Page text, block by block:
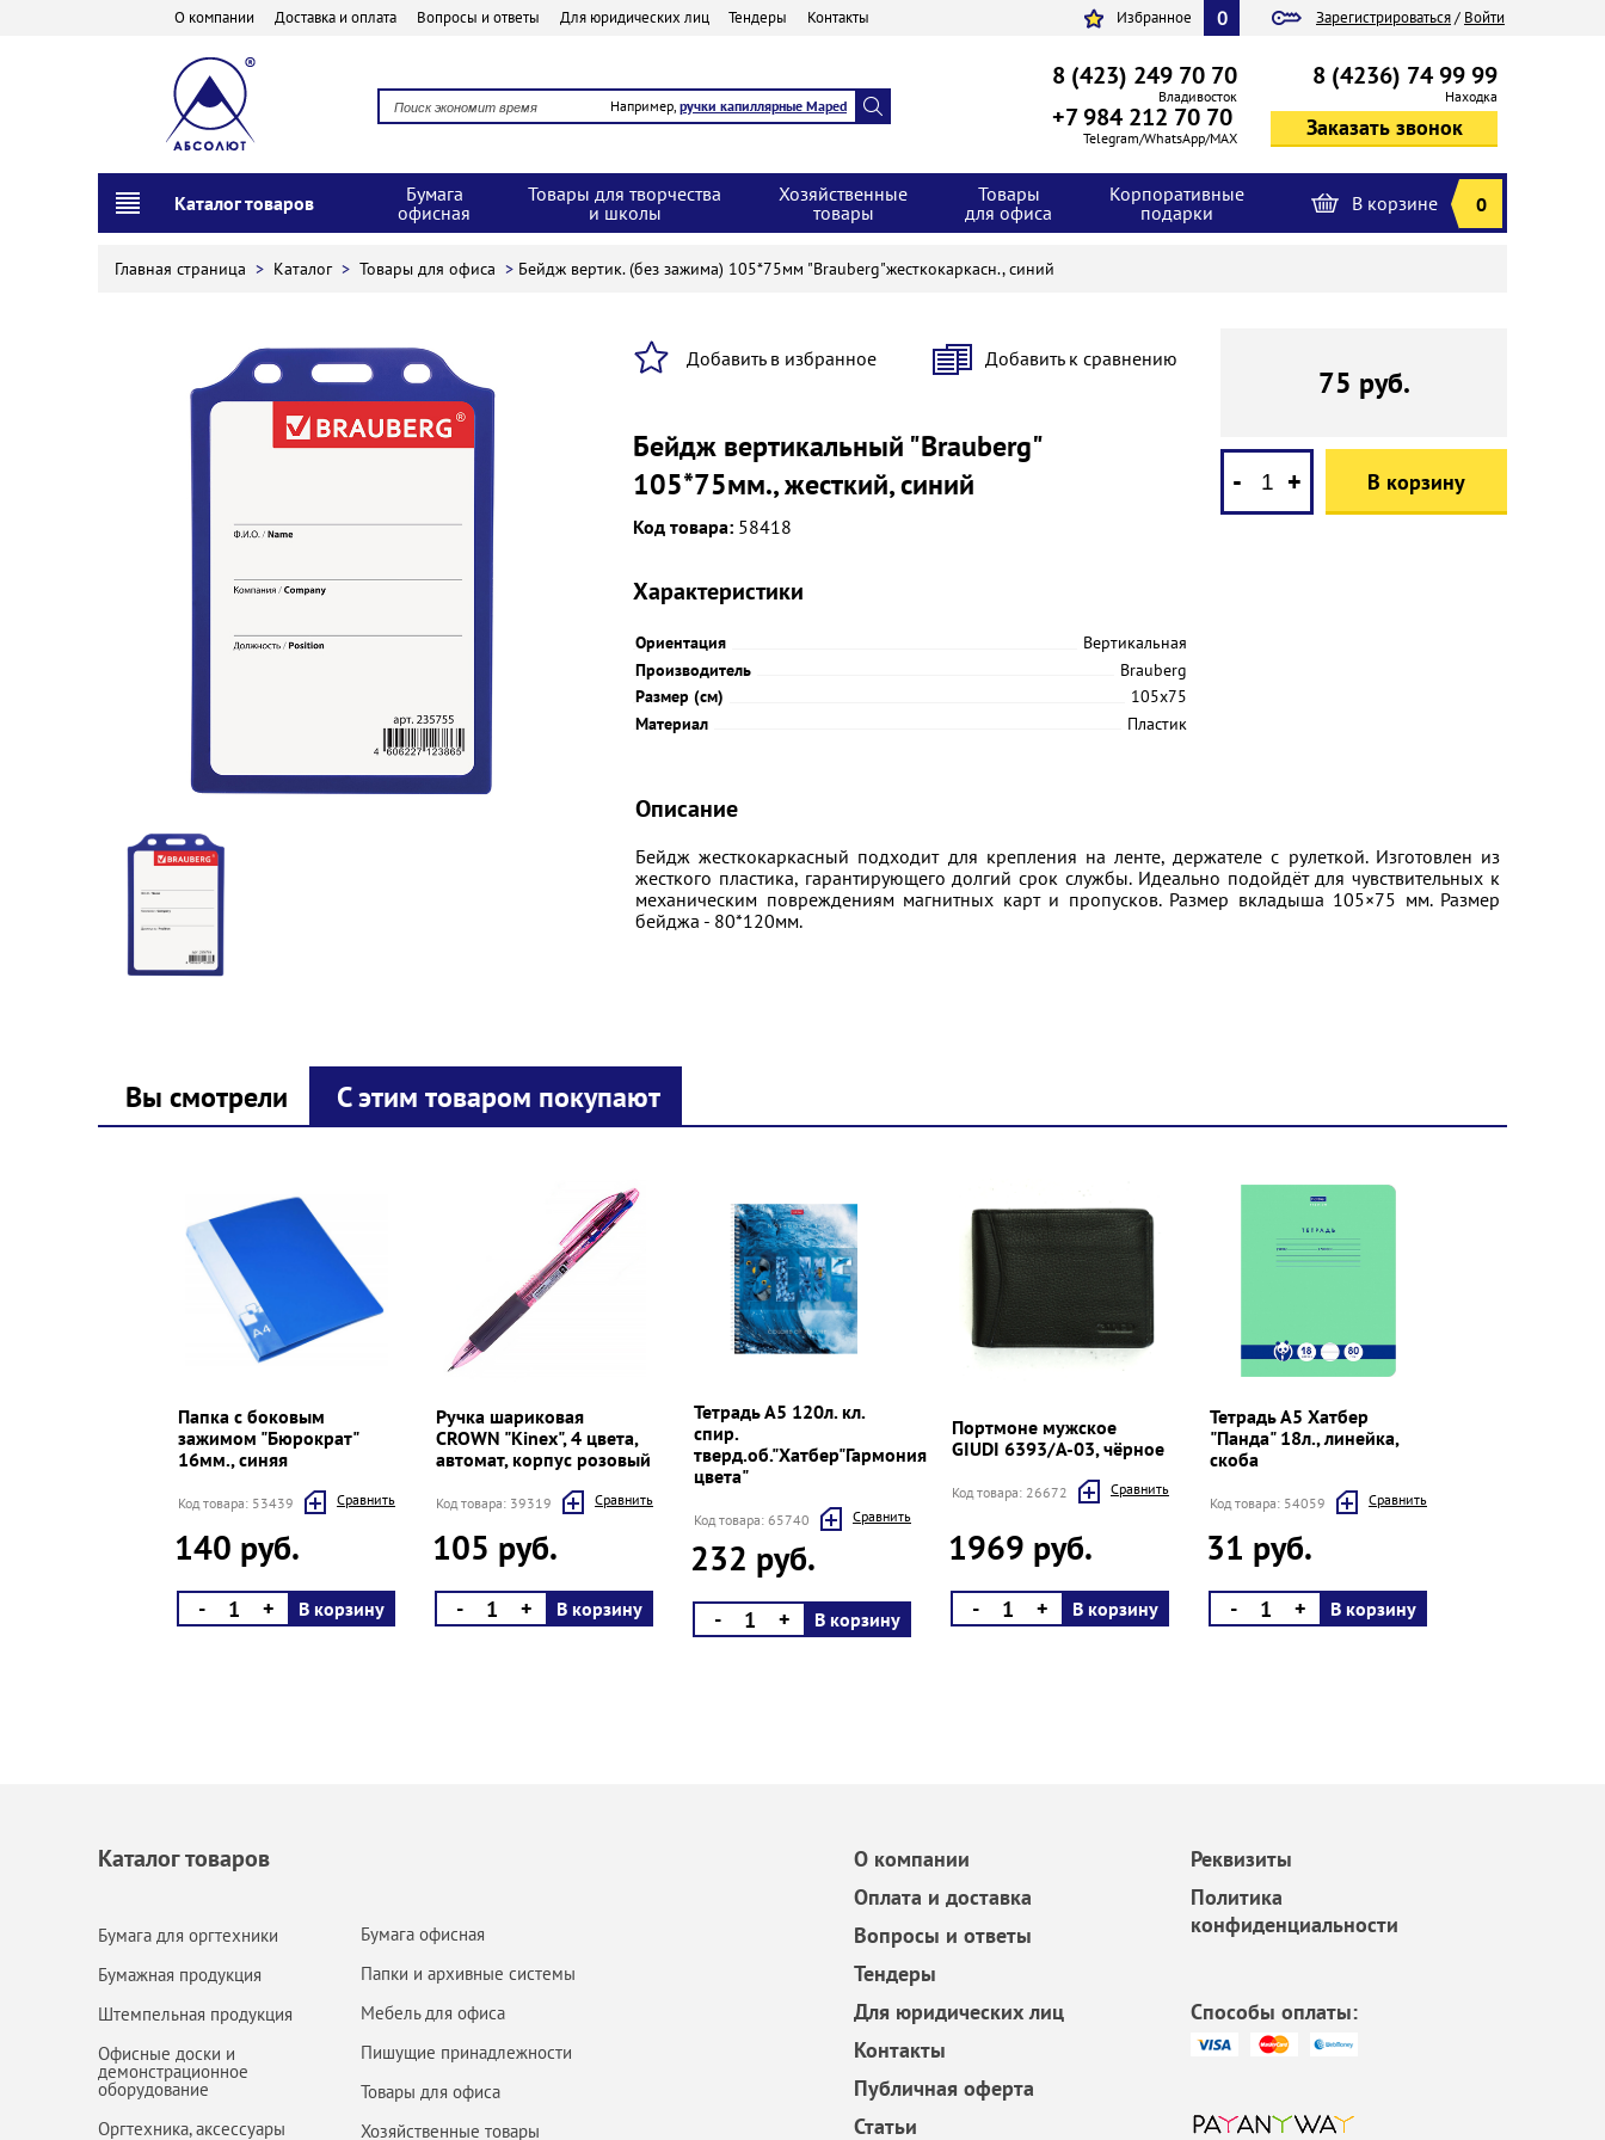
О компании Доставка и оплата Вопросы и ответы Для юридических лиц Тендеры Контакты Зарегистрироваться/ Войти
Избранное 0
Например, ручки капиллярные Maped
8 (423) 249 70 70
Владивосток
+7 984 212 70 70
Telegram/WhatsApp/MAX
8 (4236) 74 99 99
Находка
Каталог товаров
Бумага
офисная
Товары для творчества
и школы
Хозяйственные
товары
Товары
для офиса
Корпоративные
подарки
В корзине 0
Главная страница > Каталог > Товары для офиса > Бейдж вертик. (без зажима) 105*75мм "Brauberg"жесткокаркасн., синий
Добавить в избранное Добавить к сравнению
Бейдж вертикальный "Brauberg"
105*75мм., жесткий, синий
Код товара: 58418
Характеристики
Ориентация
Вертикальная
Производитель
Brauberg
Размер (см)
105х75
Материал
Пластик
75 руб.
- + В корзину
Описание
Бейдж жесткокаркасный подходит для крепления на ленте, держателе с рулеткой. Изготовлен из
жесткого пластика, гарантирующего долгий срок службы. Идеально подойдёт для чувствительных к
механическим повреждениям магнитных карт и пропусков. Размер вкладыша 105×75 мм. Размер
бейджа - 80*120мм.
Вы смотрели С этим товаром покупают
Папка с боковым
зажимом "Бюрократ"
16мм., синяя
Код товара: 53439 Cравнить
140 руб.
- + В корзину
Ручка шариковая
CROWN "Kinex", 4 цвета,
автомат, корпус розовый
Код товара: 39319 Cравнить
105 руб.
- + В корзину
Тетрадь А5 120л. кл.
спир.
тверд.об."Хатбер"Гармония
цвета"
Код товара: 65740 Cравнить
232 руб.
- + В корзину
Портмоне мужское
GIUDI 6393/А-03, чёрное
Код товара: 26672 Cравнить
1969 руб.
- + В корзину
Тетрадь А5 Хатбер
"Панда" 18л., линейка,
скоба
Код товара: 54059 Cравнить
31 руб.
- + В корзину
Каталог товаров
Бумага для оргтехники
Бумажная продукция
Штемпельная продукция
Офисные доски и
демонстрационное
оборудование
Оргтехника, аксессуары
Бумага офисная
Папки и архивные системы
Мебель для офиса
Пишущие принадлежности
Товары для офиса
Хозяйственные товары
О компании
Оплата и доставка
Вопросы и ответы
Тендеры
Для юридических лиц
Контакты
Публичная оферта
Статьи
Реквизиты
Политика
конфиденциальности
Способы оплаты: